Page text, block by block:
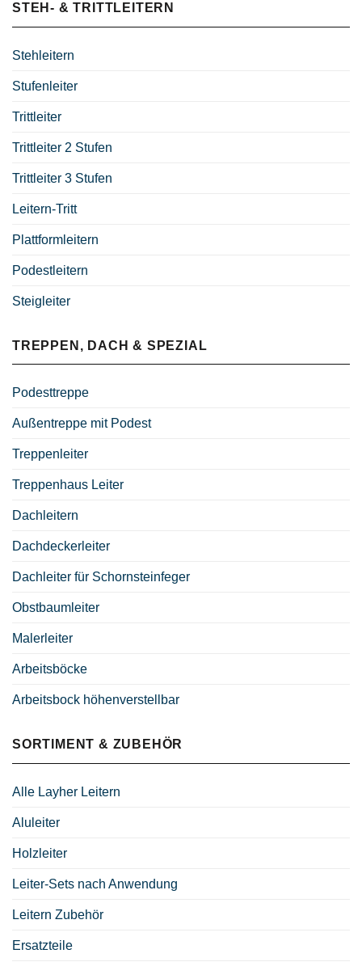
STEH- & TRITTLEITERN
Stehleitern
Stufenleiter
Trittleiter
Trittleiter 2 Stufen
Trittleiter 3 Stufen
Leitern-Tritt
Plattformleitern
Podestleitern
Steigleiter
TREPPEN, DACH & SPEZIAL
Podesttreppe
Außentreppe mit Podest
Treppenleiter
Treppenhaus Leiter
Dachleitern
Dachdeckerleiter
Dachleiter für Schornsteinfeger
Obstbaumleiter
Malerleiter
Arbeitsböcke
Arbeitsbock höhenverstellbar
SORTIMENT & ZUBEHÖR
Alle Layher Leitern
Aluleiter
Holzleiter
Leiter-Sets nach Anwendung
Leitern Zubehör
Ersatzteile